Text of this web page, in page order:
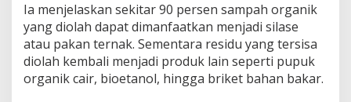
Ia menjelaskan sekitar 90 persen sampah organik
yang diolah dapat dimanfaatkan menjadi silase
atau pakan ternak. Sementara residu yang tersisa
diolah kembali menjadi produk lain seperti pupuk
organik cair, bioetanol, hingga briket bahan bakar.